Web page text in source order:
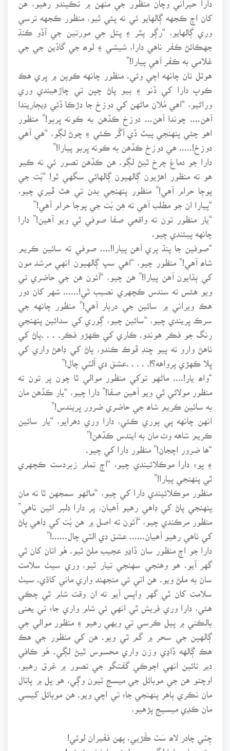
کان اڄ ڪجهه ڳالهايو ئي نه پئي ٿيو، منظور ڪجهه ترسي
وري ڳالهايو، “رڳو پٿر ۽ پتل جي مورتين جي آڏو ڪنڌ
جهڪائڻ ڪفر ناهي دارا، شيشي ۽ لوھ جي گاڏين جي جي
غلامي به ڪفر آهي پيارا!”
هوٽل تان چانهه اچي وئي. منظور چانهه ڪوپن ۾ ڀري هڪ
ڪوپ دارا کي ڏنو ۽ ٻيو پاڻ چپن تي چاڙهيندي وري
وراڻيو، “اهي مُلان ماڻهن کي دوزخ جا دڙڪا ڏئي ڊيڄاريندا
آهن.... چوندا آهن... دوزخ ڪڏهن به ڪونه ڀربو!” منظور
اهو چئي پنهنجي پيٽ ڏي آڱر ڪئي ۽ چوڻ لڳو، “هي آهي
دوزخ!..... هي دوزخ ڪڏهن به ڪونه ڀربو پيارا!”
دارا جو دماغ چرخ ٿيڻ لڳو. هن ڪڏهن تصور ئي نه ڪيو
هو ته منظور اهڙيون ڳالهيون ڳالهائي سگهي ٿو! “بُت جي
پوڄا حرام آهي!” منظور پنهنجي بدن تي هٿ ڦيري چيو،
“پيارا ان جو مطلب آهي ته هِن بُت جي پوڄا حرام آهي!”
“يار منظور تون ته واقعي صفا صوفي ٿي ويو آهين!” دارا
چانهه پيئندي چيو.
“صوفين جا پنڌ پري آهن پيارا!.... صوفي ته سائين ڪريم
شاھ آهي!” منظور چيو، “اهي سڀ ڳالهيون انهي مرشد مون
کي ٻڌايون آهن پيارا!” هن چيو، “آئون هن جي حاضري تي
ويو هئس ته سندس ڪچهري نصيب ٿي!...... شهر کان دور
هڪ ويراني ۾ سائين جي درٻار آهي!” منظور چانهه جي
سرڪ ڀريندي چيو، “سائين چيو، ڳوري کي سدائين پنهنجي
رنگ جو فڪر هوندو. ڪاري کي ڪهڙو فڪر. . . .پاڻ کي
ٺاهڻ وارو ته پيو ڇنڊ ڦوڪ ڪندو، پاڻ کي ڊاهڻ واري کي
ڀلا ڪهڙي پرواهه؟!. . . . .عشق دي اُلٽي چال!”
“واھ يار!.... ماڻهو توکي منظور موالي ٿا چون پر تون ته
منظور مولائي ٿي ويو آهين صفا!” دارا چيو، “يار ڪڏهن مان
به سائين ڪريم شاھ جي حاضري ضرور ڀريندس!”
انهن چانهه پي پوري ڪئي، دارا وري دهرايو، “يار سائين
ڪريم شاهه وٽ مان به ايندس ڪڏهن!”
“ها ضرور اچجان!” منظور دارا کي چيو.
۽ پوءِ دارا موڪلائيندي چيو، “اڄ تمام زبردست ڪچهري
ٿي پنهنجي پيارا!”
منظور موڪلائيندي دارا کي چيو، “ماڻهو سمجهن ٿا ته مان
پنهنجي پاڻ کي ڊاهي رهيو آهيان، پر دارا دلبر ائين ناهي”
منظور مرڪندي چيو، “آئون ته اصل ۾ هن بُت کي ڊاهي پاڻ
کي ٺاهي رهيو آهيان...... عشق دي الٽي چال......!”
دارا جو اڄ منظور سان ڏاڍو عجيب ملڻ ٿيو. هُو اتان کان ٿي
گهر آيو. هو وهنجي سهنجي تيار ٿيو، وري سيٺ سلامت
سان به ملڻ ويو. هن اتي ئي منجهند واري ماني کاڌي. سيٺ
سلامت کان ٿي گهر واپس آيو ته ان وقت شام ٿي چڪي
هئي، دارا وري فريش ٿي انهي ئي شام واري جاءِ تي يعنى
بالڪني ۾ پيل ڪرسي تي ويهي رهيو ۽ منظور موالي جي
ڳالهين جي سحر ۾ گم ٿي ويو. هن کي منظور جي هڪ
هڪ ڳالهه ڏاڍي وزن واري محسوس ٿيڻ لڳي. هُو ڪافي
دير تائين انهي اڄوڪي گفتگو جي تصور ۾ غرق رهيو،
اوچتو هن جي موبائل جي ميسج ٽيون وڳي. هو پل ۾ پاتال
مان نڪري ٻاهر پنهنجي جاءِ تي اچي ويو. هن موبائل کيسي
مان ڪڍي ميسيج پڙهيو،
چِٽي چادر لاھ سَٽ ڪُڙيي، پهن فقيران لوئي!
چِٽي چادر داغ لگي سي، لوئي داغ نه ڪوئي!